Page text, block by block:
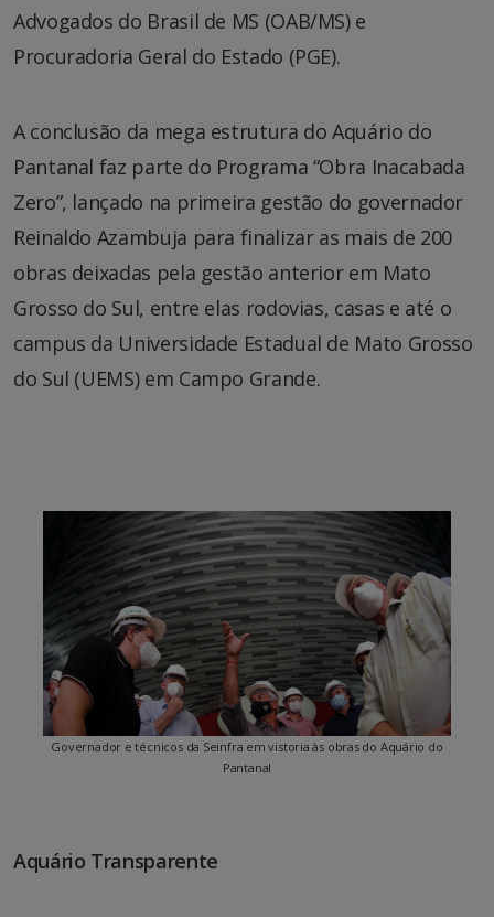
Advogados do Brasil de MS (OAB/MS) e
Procuradoria Geral do Estado (PGE).
A conclusão da mega estrutura do Aquário do
Pantanal faz parte do Programa “Obra Inacabada
Zero”, lançado na primeira gestão do governador
Reinaldo Azambuja para finalizar as mais de 200
obras deixadas pela gestão anterior em Mato
Grosso do Sul, entre elas rodovias, casas e até o
campus da Universidade Estadual de Mato Grosso
do Sul (UEMS) em Campo Grande.
Governador e técnicos da Seinfra em vistoria às obras do Aquário do
Pantanal
Aquário Transparente